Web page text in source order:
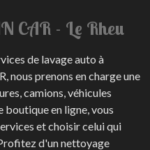
CAR - Le Rheu
de lavage auto à
nous prenons en charge une
camions, véhicules
en ligne, vous
et choisir celui qui
d'un nettoyage